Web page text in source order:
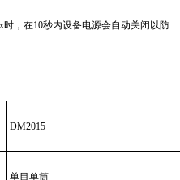
，在10秒内设备电源会自动关闭以防
DM2015
单目单筒